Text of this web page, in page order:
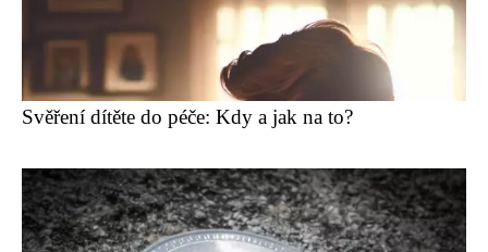
Svěření dítěte do péče: Kdy a jak na to?